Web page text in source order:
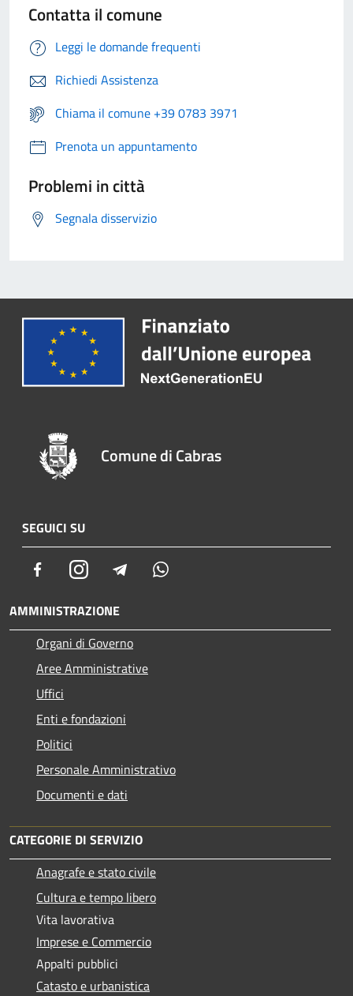
Contatta il comune
Leggi le domande frequenti
Richiedi Assistenza
Chiama il comune +39 0783 3971
Prenota un appuntamento
Problemi in città
Segnala disservizio
Comune di Cabras
SEGUICI SU
FacebookInstagram Telegram
AMMINISTRAZIONE
Organi di Governo
Aree Amministrative
Uffici
Enti e fondazioni
Politici
Personale Amministrativo
Documenti e dati
CATEGORIE DI SERVIZIO
Anagrafe e stato civile
Cultura e tempo libero
Vita lavorativa
Imprese e Commercio
Appalti pubblici
Catasto e urbanistica